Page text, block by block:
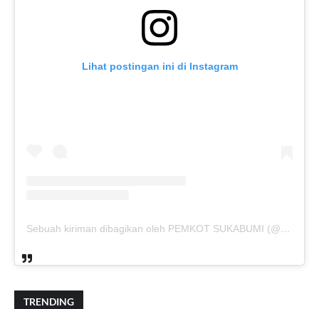
Lihat postingan ini di Instagram
Sebuah kiriman dibagikan oleh PEMKOT SUKABUMI (@pemkotsukabumi_)
TRENDING